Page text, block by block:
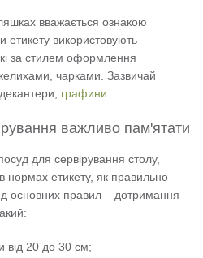
вважається ознакою
етикету використовують
за стилем оформлення
чарками. Зазвичай
графини
важливо пам'ятати
для сервірування столу,
нормах етикету, як правильно
основних правил – дотримання
від 20 до 30 см;